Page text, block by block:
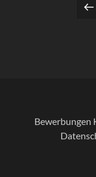
Bewerbungen